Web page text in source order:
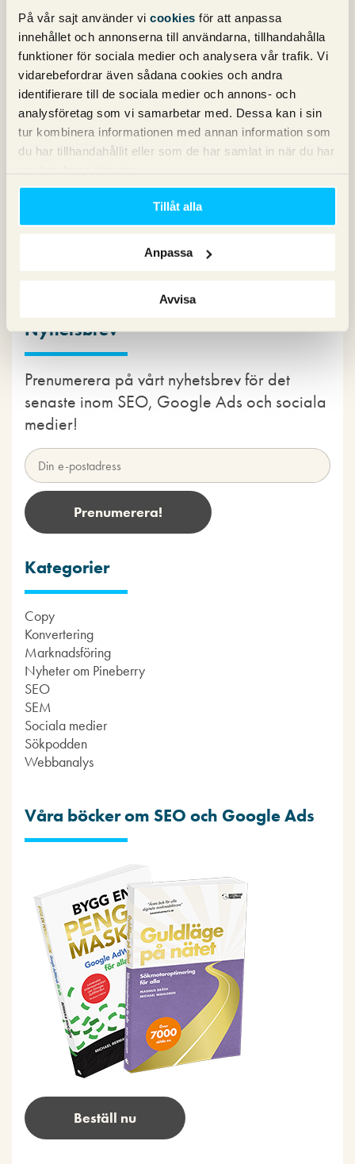
På vår sajt använder vi cookies för att anpassa
innehållet och annonserna till användarna, tillhandahålla
funktioner för sociala medier och analysera vår trafik. Vi
vidarebefordrar även sådana cookies och andra
identifierare till de sociala medier och annons- och
analysföretag som vi samarbetar med. Dessa kan i sin
tur kombinera informationen med annan information som
du har tillhandahållit eller som de har samlat in när du har
Tillåt alla
Anpassa
Avvisa
direkt.
Sophiaskriver:
1 april 2022 kl. 09:40
Hej Fred,
Vi är inte omöjliga på något sätt. För rätt person kan vi
diskutera den typen av önskemål. Posta gärna din
kandidater redan har varit förbi kontoret med sina
Ha en fortsatt fin dag Sophia!
Kommentarsfältet är stängt.
Nyhetsbrev
Prenumerera på vårt nyhetsbrev för det
senaste inom SEO, Google Ads och sociala
medier!
Kategorier
Copy
Konvertering
Marknadsföring
Nyheter om Pineberry
SEO
SEM
Sociala medier
Sökpodden
Webbanalys
Våra böcker om SEO och Google Ads
Beställ nu